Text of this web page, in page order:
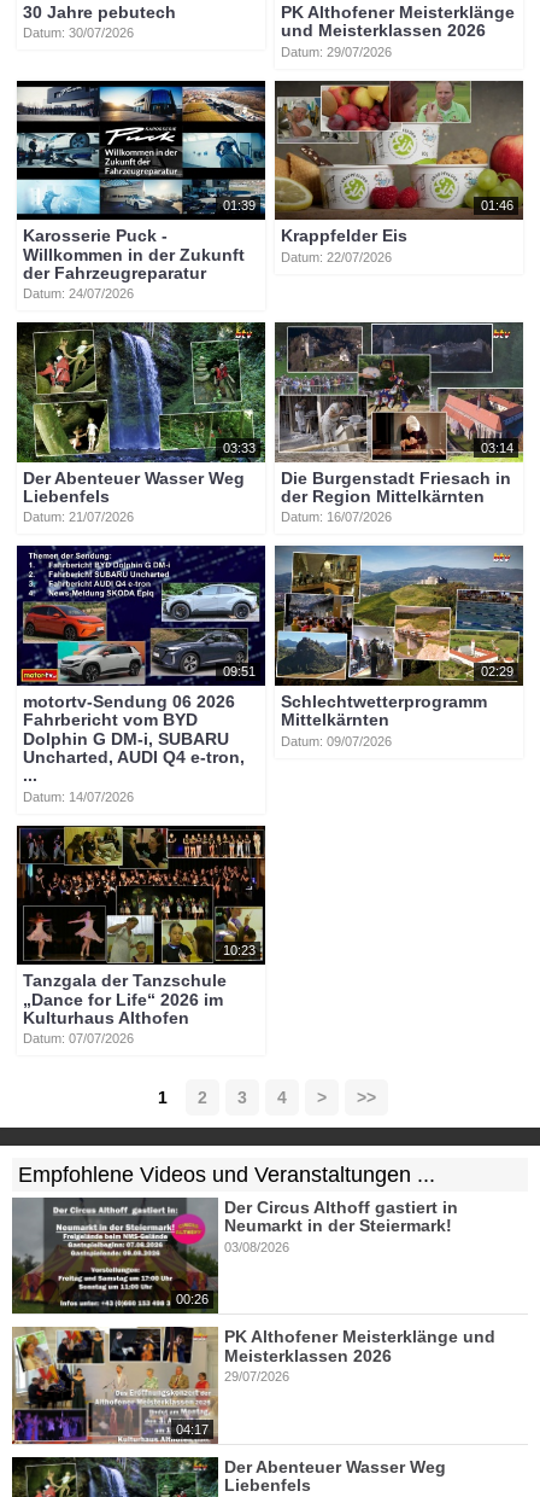
30 Jahre pebutech
Datum: 30/07/2026
PK Althofener Meisterklänge
und Meisterklassen 2026
Datum: 29/07/2026
01:39
Karosserie Puck -
Willkommen in der Zukunft
der Fahrzeugreparatur
Datum: 24/07/2026
01:46
Krappfelder Eis
Datum: 22/07/2026
03:33
Der Abenteuer Wasser Weg
Liebenfels
Datum: 21/07/2026
03:14
Die Burgenstadt Friesach in
der Region Mittelkärnten
Datum: 16/07/2026
09:51
motortv-Sendung 06 2026
Fahrbericht vom BYD
Dolphin G DM-i, SUBARU
Uncharted, AUDI Q4 e-tron,
...
Datum: 14/07/2026
02:29
Schlechtwetterprogramm
Mittelkärnten
Datum: 09/07/2026
10:23
Tanzgala der Tanzschule
„Dance for Life“ 2026 im
Kulturhaus Althofen
Datum: 07/07/2026
1 2 3 4 > >>
Empfohlene Videos und Veranstaltungen ...
00:26
Der Circus Althoff gastiert in
Neumarkt in der Steiermark!
03/08/2026
04:17
PK Althofener Meisterklänge und
Meisterklassen 2026
29/07/2026
Der Abenteuer Wasser Weg
Liebenfels